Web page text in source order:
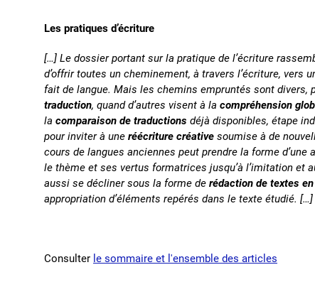
Les pratiques d’écriture
[…] Le dossier portant sur la pratique de l’écriture
d’offrir toutes un cheminement, à travers l’écriture, vers
fait de langue. Mais les chemins empruntés sont divers,
traduction, quand d’autres visent à la compréhension
la comparaison de traductions déjà disponibles, étape
pour inviter à une réécriture créative soumise à de
cours de langues anciennes peut prendre la forme d’une
le thème et ses vertus formatrices jusqu’à l’imitation et
aussi se décliner sous la forme de rédaction de textes
appropriation d’éléments repérés dans le texte étudié. […]
Consulter le sommaire et l'ensemble des articles